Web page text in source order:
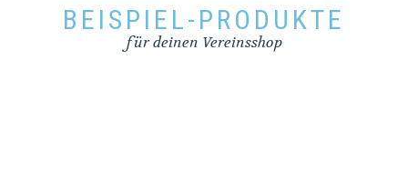
BEISPIEL-PRODUKTE
für deinen Vereinsshop